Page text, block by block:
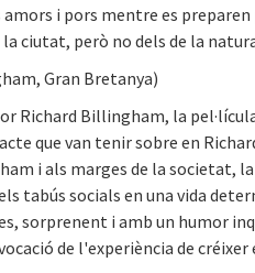
i pors mentre es
ciutat, però no dels de la
Gran Bretanya)
Richard Billingham, la
que van tenir sobre en
i als marges de la societat,
tabús socials en una vida
sorprenent i amb un humor
de l'experiència de créixer